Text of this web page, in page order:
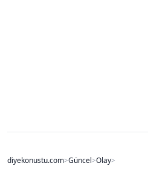
diyekonustu.com>Güncel>Olay>